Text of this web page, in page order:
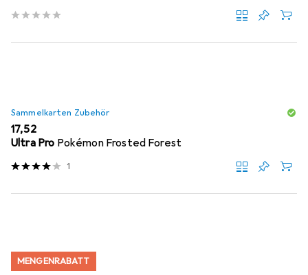
Sammelkarten Zubehör
EUR
17,52
Ultra Pro Pokémon Frosted Forest
1
MENGENRABATT